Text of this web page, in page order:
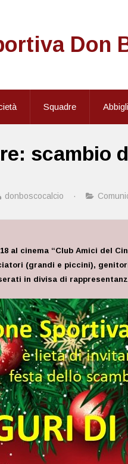
Don
Squadre
scambio
donboscocalcio ·
al cinema “Club Amici del
(grandi e piccini),
in divisa di